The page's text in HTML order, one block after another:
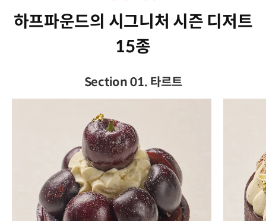
하프파운드의 시그니처 시즌 디저트
15종
Section 01. 타르트